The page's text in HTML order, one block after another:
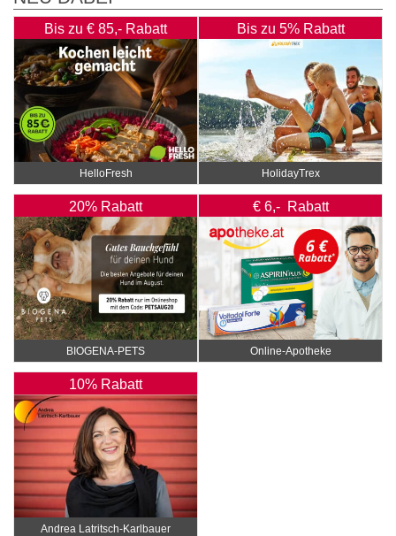
Bis zu € 85,- Rabatt
HelloFresh
Bis zu 5% Rabatt
HolidayTrex
20% Rabatt
BIOGENA-PETS
€ 6,- Rabatt
Online‑Apotheke
10% Rabatt
Andrea Latritsch-Karlbauer